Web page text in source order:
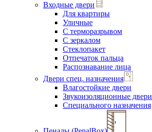
Входные двери
Для квартиры
Уличные
С терморазрывом
С зеркалом
Стеклопакет
Отпечаток пальца
Распознавание лица
Двери спец. назначения
Влагостойкие двери
Звукоизоляционные двери
Специального назначения